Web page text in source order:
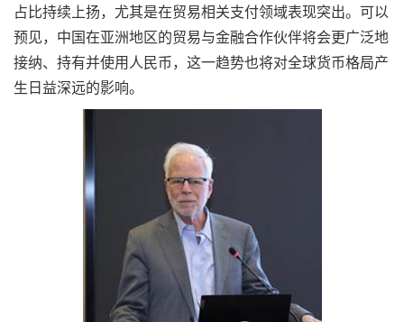
占比持续上扬，尤其是在贸易相关支付领域表现突出。可以
预见，中国在亚洲地区的贸易与金融合作伙伴将会更广泛地
接纳、持有并使用人民币，这一趋势也将对全球货币格局产
生日益深远的影响。